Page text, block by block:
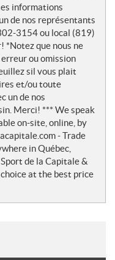
informations
de nos représentants
3154 ou local (819)
*Notez que nous ne
ou omission
sil vous plait
et/ou toute
un de nos
Merci! *** We speak
on-site, online, by
- Trade
in Québec,
de la Capitale &
at the best price